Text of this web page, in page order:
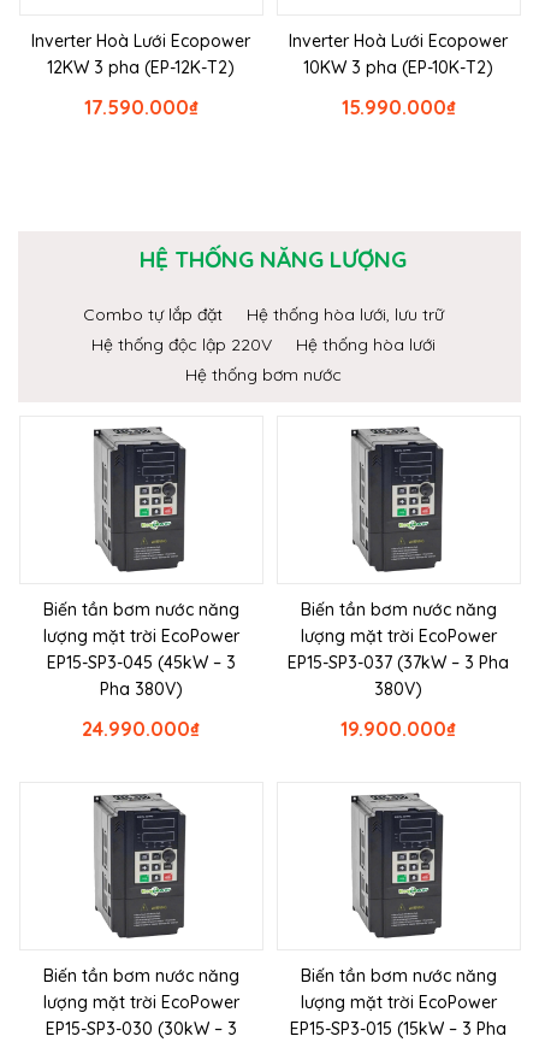
Inverter Hoà Lưới Ecopower
12KW 3 pha (EP-12K-T2)
₫
17.590.000
Inverter Hoà Lưới Ecopower
10KW 3 pha (EP-10K-T2)
₫
15.990.000
HỆ THỐNG NĂNG LƯỢNG
Combo tự lắp đặt
Hệ thống hòa lưới, lưu trữ
Hệ thống độc lập 220V
Hệ thống hòa lưới
Hệ thống bơm nước
Biến tần bơm nước năng
lượng mặt trời EcoPower
EP15-SP3-045 (45kW – 3
Pha 380V)
₫
24.990.000
Biến tần bơm nước năng
lượng mặt trời EcoPower
EP15-SP3-037 (37kW – 3 Pha
380V)
₫
19.900.000
Biến tần bơm nước năng
lượng mặt trời EcoPower
EP15-SP3-030 (30kW – 3
Biến tần bơm nước năng
lượng mặt trời EcoPower
EP15-SP3-015 (15kW – 3 Pha